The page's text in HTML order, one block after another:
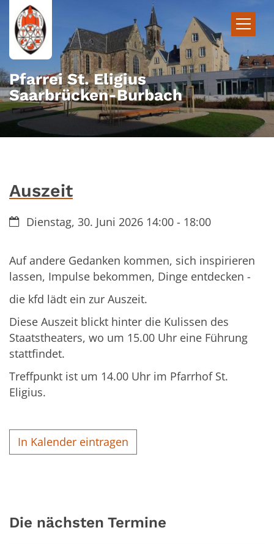
Zum Inhalt springen
Pfarrei St. Eligius
Saarbrücken-Burbach
Auszeit
Datum:Dienstag, 30. Juni 2026 14:00 - 18:00
Auf andere Gedanken kommen, sich inspirieren
lassen, Impulse bekommen, Dinge entdecken -
die kfd lädt ein zur Auszeit.
Diese Auszeit blickt hinter die Kulissen des
Staatstheaters, wo um 15.00 Uhr eine Führung
stattfindet.
Treffpunkt ist um 14.00 Uhr im Pfarrhof St.
Eligius.
In Kalender eintragen
Die nächsten Termine